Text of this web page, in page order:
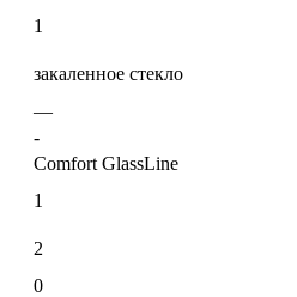
1
закаленное стекло
—
-
Comfort GlassLine
1
2
0